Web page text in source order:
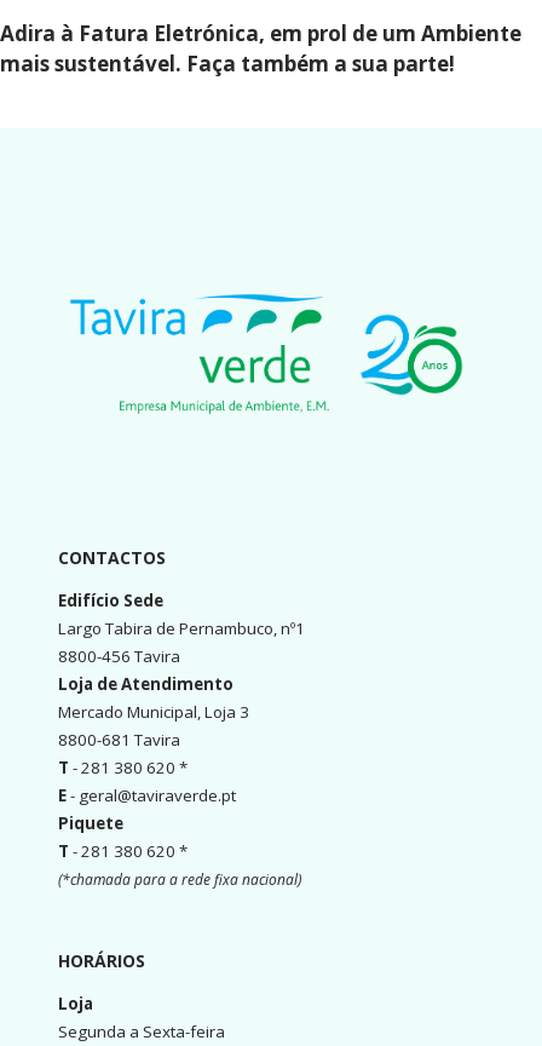
Adira à Fatura Eletrónica, em prol de um Ambiente
mais sustentável. Faça também a sua parte!
CONTACTOS
Edifício Sede
Largo Tabira de Pernambuco, nº1
8800-456 Tavira
Loja de Atendimento
Mercado Municipal, Loja 3
8800-681 Tavira
T - 281 380 620 *
E- geral@taviraverde.pt
Piquete
T - 281 380 620 *
(*chamada para a rede fixa nacional)
HORÁRIOS
Loja
Segunda a Sexta-feira